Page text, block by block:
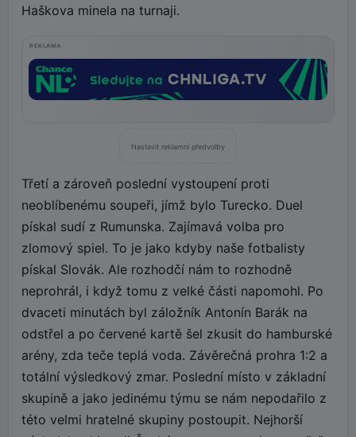
Haškova minela na turnaji.
REKLAMA
Nastavit reklamní předvolby
Třetí a zároveň poslední vystoupení proti
neoblíbenému soupeři, jímž bylo Turecko. Duel
pískal sudí z Rumunska. Zajímavá volba pro
zlomový spiel. To je jako kdyby naše fotbalisty
pískal Slovák. Ale rozhodčí nám to rozhodně
neprohrál, i když tomu z velké části napomohl. Po
dvaceti minutách byl záložník Antonín Barák na
odstřel a po červené kartě šel zkusit do hamburské
arény, zda teče teplá voda. Závěrečná prohra 1:2 a
totální výsledkový zmar. Poslední místo v základní
skupině a jako jedinému týmu se nám nepodařilo z
této velmi hratelné skupiny postoupit. Nejhorší